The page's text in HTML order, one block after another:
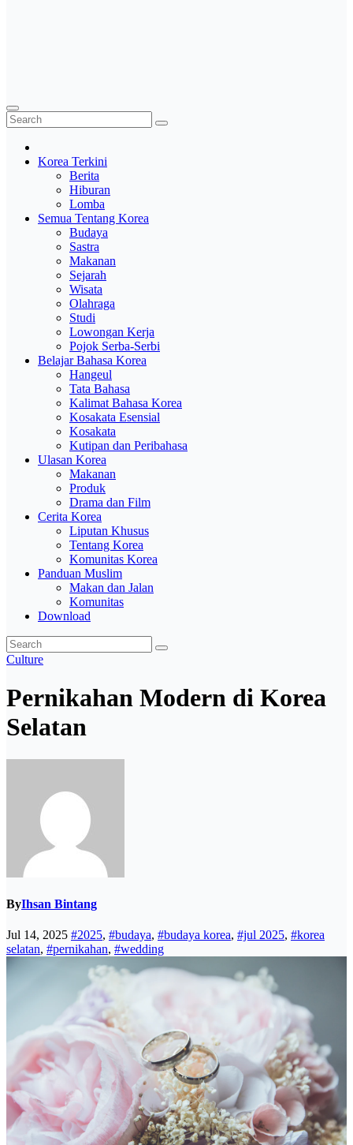
Korea Terkini
Berita
Hiburan
Lomba
Semua Tentang Korea
Budaya
Sastra
Makanan
Sejarah
Wisata
Olahraga
Studi
Lowongan Kerja
Pojok Serba-Serbi
Belajar Bahasa Korea
Hangeul
Tata Bahasa
Kalimat Bahasa Korea
Kosakata Esensial
Kosakata
Kutipan dan Peribahasa
Ulasan Korea
Makanan
Produk
Drama dan Film
Cerita Korea
Liputan Khusus
Tentang Korea
Komunitas Korea
Panduan Muslim
Makan dan Jalan
Komunitas
Download
Culture
Pernikahan Modern di Korea
Selatan
ByIhsan Bintang
Jul 14, 2025 #2025, #budaya, #budaya korea, #jul 2025, #korea
selatan, #pernikahan, #wedding